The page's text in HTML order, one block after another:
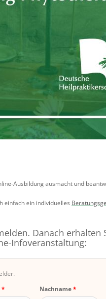
Ausbildung ausmacht und
einfach ein individuelles
Danach erhalten
Infoveranstaltung:
Nachname